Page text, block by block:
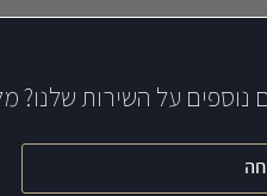
נוספים על השירות שלנו?